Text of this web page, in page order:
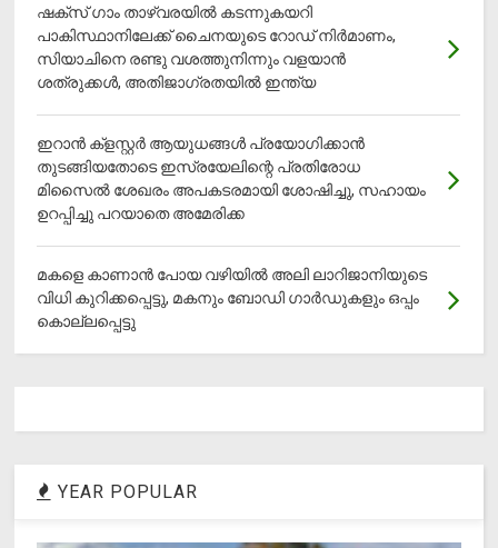
ഷക്സ് ​ഗാം താഴ്‌വരയിൽ കടന്നുകയറി
പാകിസ്ഥാനിലേക്ക് ചൈനയുടെ റോഡ് നിർമാണം,
സിയാചിനെ രണ്ടു വശത്തുനിന്നും വളയാൻ
ശത്രുക്കൾ, അതിജാ​ഗ്രതയിൽ ഇന്ത്യ
ഇറാന്‍ ക്‌ളസ്റ്റര്‍ ആയുധങ്ങള്‍ പ്രയോഗിക്കാന്‍
തുടങ്ങിയതോടെ ഇസ്രയേലിന്റെ പ്രതിരോധ
മിസൈല്‍ ശേഖരം അപകടരമായി ശോഷിച്ചു, സഹായം
ഉറപ്പിച്ചു പറയാതെ അമേരിക്ക
മകളെ കാണാന്‍ പോയ വഴിയില്‍ അലി ലാറിജാനിയുടെ
വിധി കുറിക്കപ്പെട്ടു, മകനും ബോഡി ഗാര്‍ഡുകളും ഒപ്പം
കൊല്ലപ്പെട്ടു
YEAR POPULAR